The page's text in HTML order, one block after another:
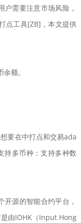
需要注意市场风险，
点工具[ZB]，本文提供
额。
要在中打点和交易ada
持多币种：支持多种数
源的智能合约平台，
是由IOHK（Input Hong